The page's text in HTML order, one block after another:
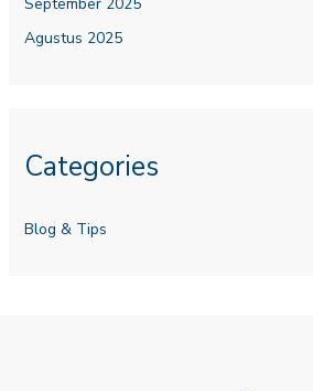
Agustus 2025
Categories
Blog & Tips